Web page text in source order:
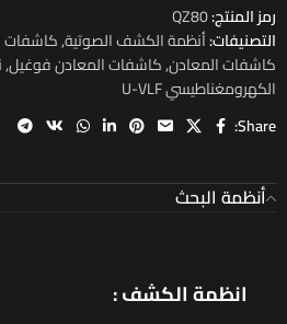
رمز المنتج:QZ80
التصنيفات:أنظمة الكشف الصوتية,كاشفات
كاشفات المعادن,كاشفات المعادن فوغيل,
الكهرومغناطيسي U-VLF
Share:
أنظمة البحث
انظمة الكشف :